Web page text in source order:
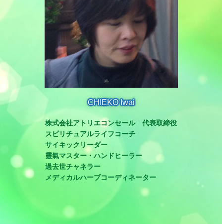
CHIEKO Iwai
株式会社アトリエコンセール 代表取締役
スピリチュアルライフコーチ
サイキックリーダー
靈氣マスター・ハンドヒーラー
過去世チャネラー
メディカルハーブコーディネーター